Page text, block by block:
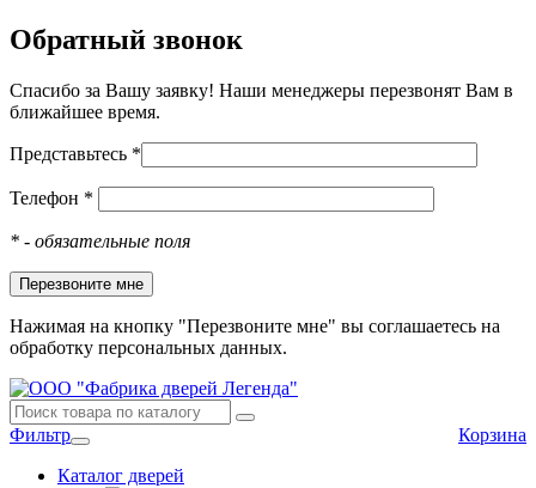
Обратный звонок
Спасибо за Вашу заявку! Наши менеджеры перезвонят Вам в
ближайшее время.
Представьтесь *
Телефон *
* - обязательные поля
Нажимая на кнопку "Перезвоните мне" вы соглашаетесь на
обработку персональных данных.
Фильтр
Корзина
Каталог дверей